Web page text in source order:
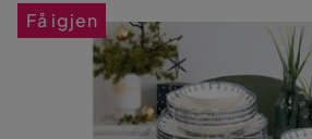
Få igjen